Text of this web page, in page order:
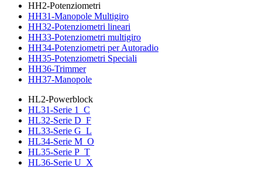
HH2-Potenziometri
HH31-Manopole Multigiro
HH32-Potenziometri lineari
HH33-Potenziometri multigiro
HH34-Potenziometri per Autoradio
HH35-Potenziometri Speciali
HH36-Trimmer
HH37-Manopole
HL2-Powerblock
HL31-Serie 1_C
HL32-Serie D_F
HL33-Serie G_L
HL34-Serie M_O
HL35-Serie P_T
HL36-Serie U_X